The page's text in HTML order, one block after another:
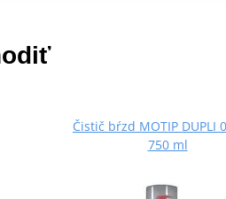
Čistič bŕzd MOTIP DUPLI
750 ml